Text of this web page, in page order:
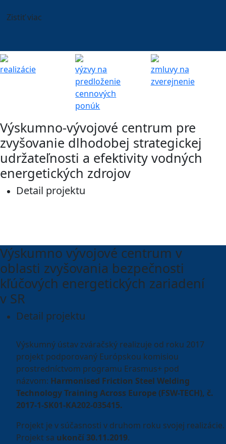
Zistiť viac
realizácie
výzvy na
predloženie
cennových
ponúk
zmluvy na
zverejnenie
Výskumno-vývojové centrum pre
zvyšovanie dlhodobej strategickej
udržateľnosti a efektivity vodných
energetických zdrojov
Detail projektu
Výskumno vývojové centrum v
oblasti zvyšovania bezpečnosti
kľúčových energetických zariadení
v SR
Detail projektu
Výskumný ústav zváračský realizuje od roku 2017
projekt podporovaný Európskou komisiou
prostredníctvom programu Erasmus+ pod
názvom: Harmonised Friction Steel Welding
Technology Training Across Europe (FSW-TECH), č.
2017-1-SK01-KA202-035415.
Projekt je v súčasnosti v druhom roku svojej realizácie.
Projekt sa ukončí 30.11.2019.